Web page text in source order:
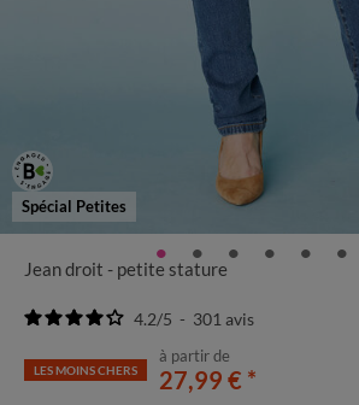
Spécial Petites
Jean droit - petite stature
4.2/5 - 301 avis
à partir de
27,99 € *
LES MOINS CHERS